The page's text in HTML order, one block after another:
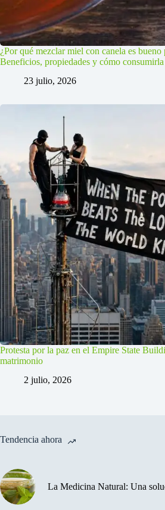
¿Por qué mezclar miel con canela es bueno
Beneficios, propiedades y cómo
23 julio, 2026
Protesta por la paz en el Empire State
matrimonio
2 julio, 2026
Tendencia ahora
La Medicina Natural: Una